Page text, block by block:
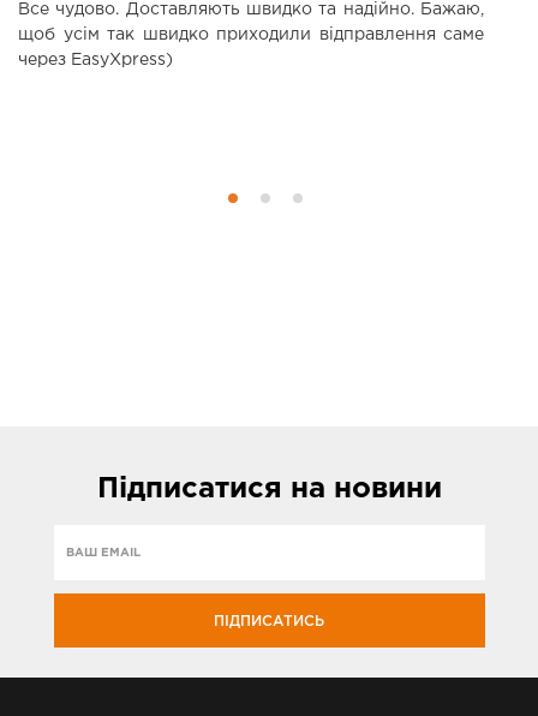
Все чудово. Доставляють швидко та надійно. Бажаю,
щоб усім так швидко приходили відправлення саме
через EasyXpress)
Підписатися на новини
ПІДПИСАТИСЬ